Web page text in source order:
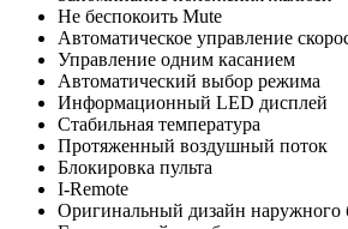
Не беспокоить Mute
Автоматическое управление
Управление одним касанием
Автоматический выбор режима
Информационный LED дисплей
Стабильная температура
Протяженный воздушный поток
Блокировка пульта
I-Remote
Оригинальный дизайн наружного